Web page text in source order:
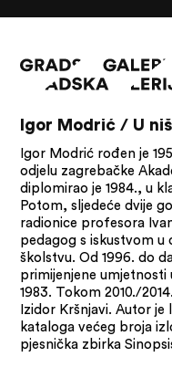
NOVOSTI
O
ZBIRKA
Igor Modrić / U
Igor Modrić rođen je
odjelu zagrebačke
diplomirao je 1984., u
Potom, sljedeće dvije
radionice profesora
pedagog s iskustvom
školstvu. Od 1996. do
primijenjene umjetnosti
1983. Tokom 2010./
Izidor Kršnjavi. Autor
kataloga većeg broja
pjesnička zbirka